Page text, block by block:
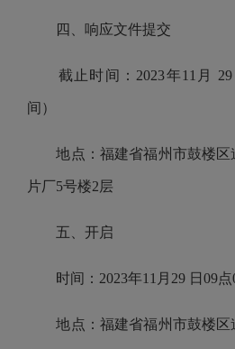
四、响应文件提交
截止时间：2023年11月 29
间）
地点：福建省福州市鼓楼区
片厂5号楼2层
五、开启
时间：2023年11月29 日09点
地点：福建省福州市鼓楼区